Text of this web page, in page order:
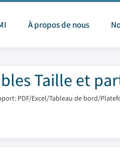
À propos de nous
Taille et
PDF/Excel/Tableau de bord/